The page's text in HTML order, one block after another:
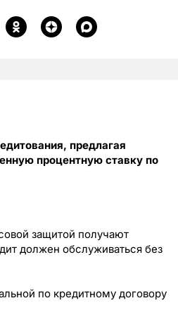
предлагая
процентную ставку по
защитой получают
должен обслуживаться без
по кредитному договору